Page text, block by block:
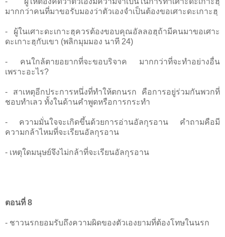
มากกว่าคนที่มาขอรับมองว่าตัวเองจำเป็นต้องขอเศาะดะเกาะฮฺ
- ผู้ในเศาะดะเกาะฮฺควรต้องขอบคุณอัลลอฮฺถ้ามีคนมาขอเศาะ
ดะเกาะฮฺกับเขา (พลิกมุมมอง นาที 24)
- คนใกล้ตายอยากที่จะขอบริจาค มากกว่าที่จะทำอย่างอื่น
เพราะอะไร?
- สาเหตุอีกประการหนึ่งที่ทำให้ตกนรก คือการอยู่ร่วมกันพวกที่
ชอบทำเลว ทั้งในด้านคำพูดหรือการกระทำ
- ความมั่นใจจะเกิดขึ้นด้วยการอ่านอัลกุรอาน คำถามคือมี
ความกล้าไหมที่จะเรียนอัลกุรอาน
- เหตุใดมนุษย์จึงไม่กล้าที่จะเรียนอัลกุรอาน
ตอนที่ 8
- ชาวนรกยอมรับถึงความผิดของตัวเองยามที่ต้องโทษในนรก